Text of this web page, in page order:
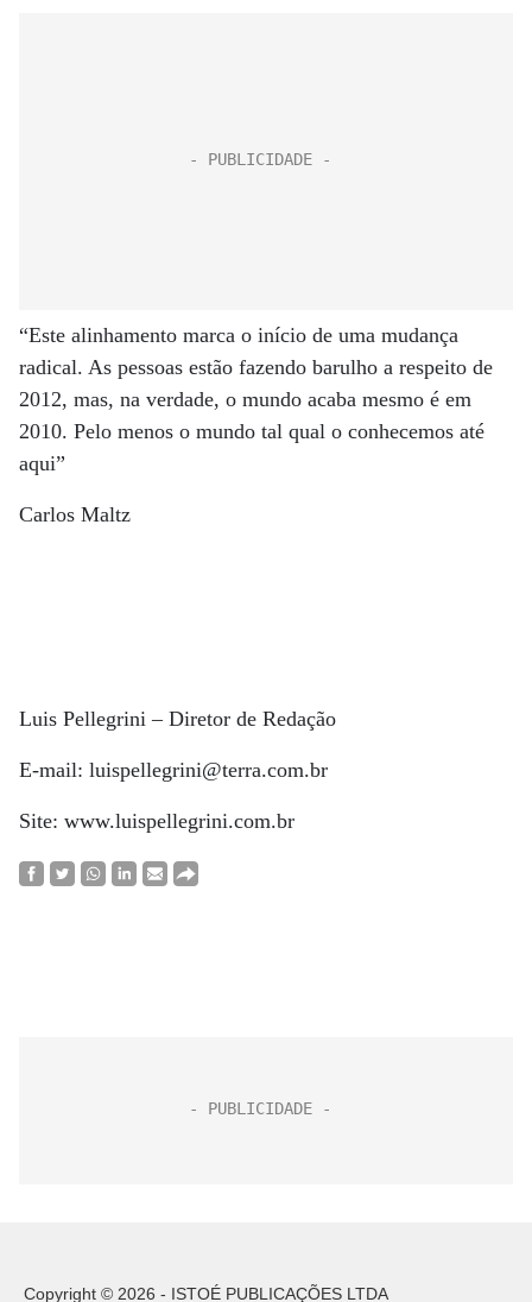
“Este alinhamento marca o início de uma mudança
radical. As pessoas estão fazendo barulho a respeito de
2012, mas, na verdade, o mundo acaba mesmo é em
2010. Pelo menos o mundo tal qual o conhecemos até
aqui”
Carlos Maltz
Luis Pellegrini – Diretor de Redação
E-mail: luispellegrini@terra.com.br
Site: www.luispellegrini.com.br
Copyright © 2026 - ISTOÉ PUBLICAÇÕES LTDA